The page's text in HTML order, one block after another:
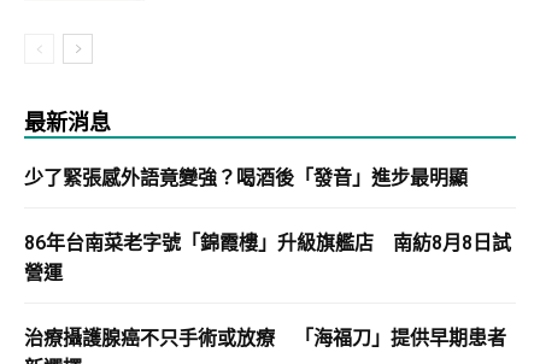
最新消息
少了緊張感外語竟變強？喝酒後「發音」進步最明顯
86年台南菜老字號「錦霞樓」升級旗艦店 南紡8月8日試
營運
治療攝護腺癌不只手術或放療 「海福刀」提供早期患者